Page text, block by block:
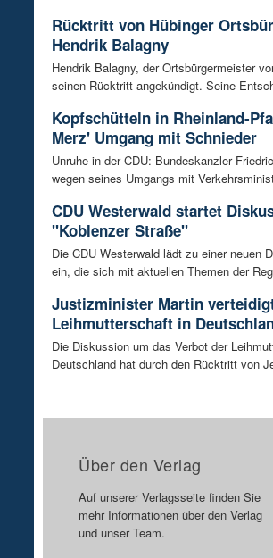
Rücktritt von Hübinger
Hendrik Balagny
Hendrik Balagny, der Ortsbürgermeister
seinen Rücktritt angekündigt. Seine
Kopfschütteln in Rheinland-
Merz' Umgang mit Schnieder
Unruhe in der CDU: Bundeskanzler
wegen seines Umgangs mit
CDU Westerwald startet
"Koblenzer Straße"
Die CDU Westerwald lädt zu einer neuen
ein, die sich mit aktuellen Themen der
Justizminister Martin
Leihmutterschaft in
Die Diskussion um das Verbot der
Deutschland hat durch den Rücktritt von
Über den Verlag
Auf unserer Verlagsseite finden Sie
mehr Informationen über den Verlag
und unser Team.